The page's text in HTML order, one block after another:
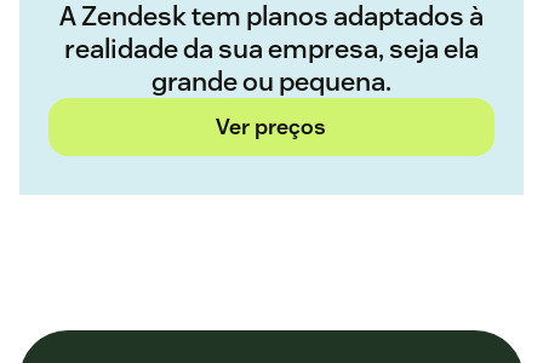
A Zendesk tem planos adaptados à
realidade da sua empresa, seja ela
grande ou pequena.
Ver preços